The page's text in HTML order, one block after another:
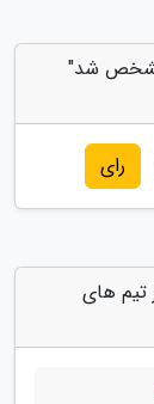
مشخص شد"
رای
تیم های